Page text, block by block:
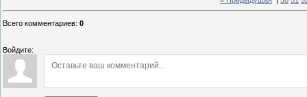
Всего комментариев: 0
Войдите: